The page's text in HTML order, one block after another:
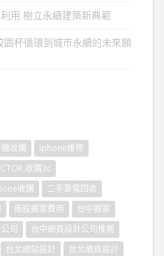
用 樹立永續建築新典範
杯循環到城市永續的未來願
收購
iphone維修
收購3c
收購
二手筆電回收
南投搬家費用
台中搬家
司
台中網頁設計公司推薦
台北網站設計
台北網頁設計